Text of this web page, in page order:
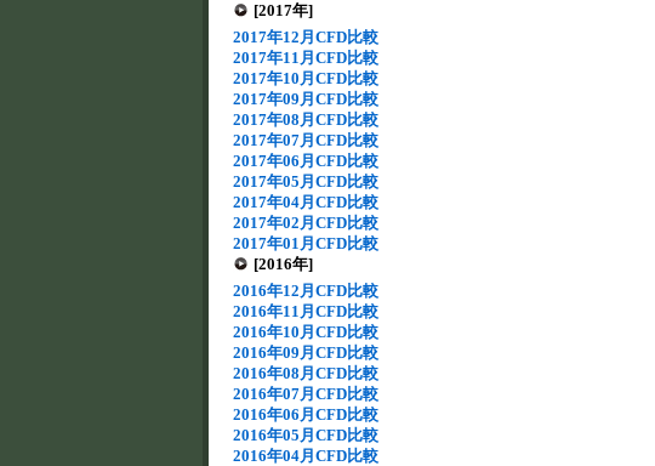
[2017年]
2017年12月CFD比較
2017年11月CFD比較
2017年10月CFD比較
2017年09月CFD比較
2017年08月CFD比較
2017年07月CFD比較
2017年06月CFD比較
2017年05月CFD比較
2017年04月CFD比較
2017年02月CFD比較
2017年01月CFD比較
[2016年]
2016年12月CFD比較
2016年11月CFD比較
2016年10月CFD比較
2016年09月CFD比較
2016年08月CFD比較
2016年07月CFD比較
2016年06月CFD比較
2016年05月CFD比較
2016年04月CFD比較